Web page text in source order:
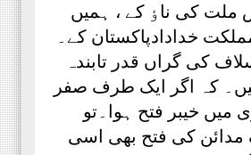
ملت کی ناٶ کے ، ہمیں
خدادادپاکستان کے۔
کی گراں قدر تابندہ
کہ اگر ایک طرف صفر
7ہجری میں خیبر فتح ہوا۔تو
کی فتح بھی اسی